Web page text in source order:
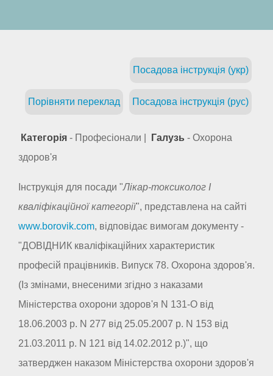
Посадова інструкція (укр)
Посадова інструкція (рус)
Порівняти переклад
Категорія - Професіонали | Галузь - Охорона
здоров'я
Інструкція для посади "Лікар-токсиколог I
кваліфікаційної категорії", представлена на сайті
www.borovik.com, відповідає вимогам документу -
"ДОВІДНИК кваліфікаційних характеристик
професій працівників. Випуск 78. Охорона здоров'я.
(Із змінами, внесеними згідно з наказами
Міністерства охорони здоров'я N 131-О від
18.06.2003 р. N 277 від 25.05.2007 р. N 153 від
21.03.2011 р. N 121 від 14.02.2012 р.)", що
затверджен наказом Міністерства охорони здоров'я